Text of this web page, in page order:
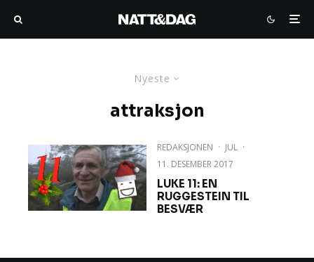
Nyeste
attraksjon
REDAKSJONEN · JUL ·
11. DESEMBER 2017
LUKE 11: EN
RUGGESTEIN TIL
BESVÆR